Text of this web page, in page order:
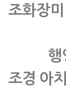
조화장
행
조경 아